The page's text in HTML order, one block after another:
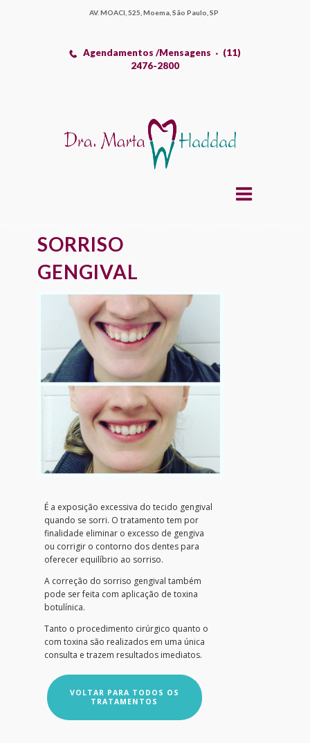
AV. MOACI, 525, Moema, São Paulo, SP
Agendamentos /Mensagens
(11)
2476-2800
SORRISO
GENGIVAL
É a exposição excessiva do tecido gengival
quando se sorri. O tratamento tem por
finalidade eliminar o excesso de gengiva
ou corrigir o contorno dos dentes para
oferecer equilíbrio ao sorriso.
A correção do sorriso gengival também
pode ser feita com aplicação de toxina
botulínica.
Tanto o procedimento cirúrgico quanto o
com toxina são realizados em uma única
consulta e trazem resultados imediatos.
VOLTAR PARA TODOS OS
TRATAMENTOS